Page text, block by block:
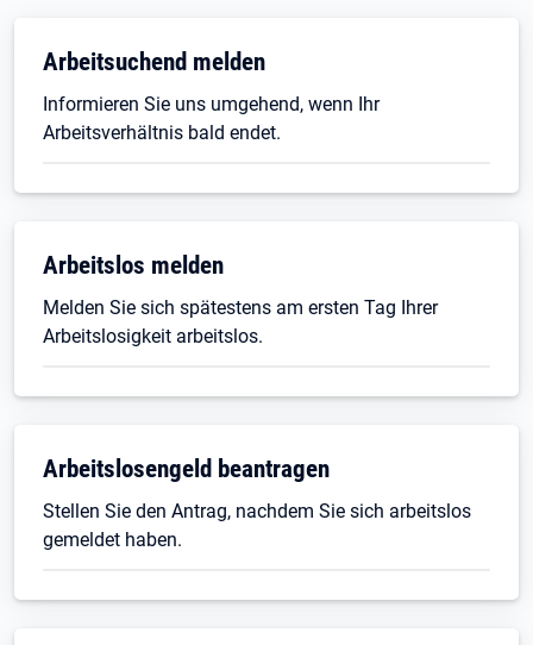
Öffnet in neuem Tab
Arbeitsuchend melden
Informieren Sie uns umgehend, wenn Ihr
Arbeitsverhältnis bald endet.
Öffnet in neuem Tab
Arbeitslos melden
Melden Sie sich spätestens am ersten Tag Ihrer
Arbeitslosigkeit arbeitslos.
Öffnet in neuem Tab
Arbeitslosengeld beantragen
Stellen Sie den Antrag, nachdem Sie sich arbeitslos
gemeldet haben.